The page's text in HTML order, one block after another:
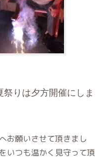
りは夕方開催にしま
お願いさせて頂きまし
いつも温かく見守って頂